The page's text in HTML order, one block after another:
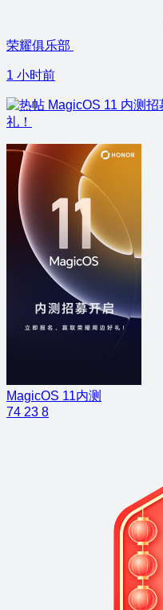
荣耀俱乐部
1 小时前
MagicOS 11 内测
礼！
MagicOS 11内测
74 23 8